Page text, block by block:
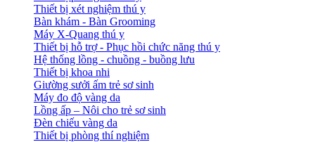
Thiết bị xét nghiệm thú y
Bàn khám - Bàn Grooming
Máy X-Quang thú y
Thiết bị hỗ trợ - Phục hồi chức năng thú y
Hệ thống lồng - chuồng - buồng lưu
Thiết bị khoa nhi
Giường sưởi ấm trẻ sơ sinh
Máy đo độ vàng da
Lồng ấp – Nôi cho trẻ sơ sinh
Đèn chiếu vàng da
Thiết bị phòng thí nghiệm